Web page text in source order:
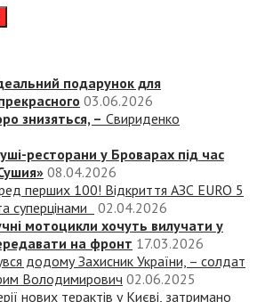
подарунок для
03.06.2026
знизяться, – Свириденко
ресторани у Броварах під час
08.04.2026
перших 100! Відкриття АЗС EURO 5
суперцінами
02.04.2026
мотоцикли хочуть вилучати у
на фронт 17.03.2026
додому Захисник України, – солдат
Володимирович 02.06.2025
нових терактів у Києві, затримано